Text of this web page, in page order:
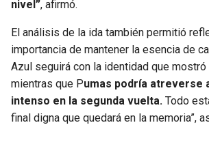
nivel”, afirmó.
El análisis de la ida también permitió
importancia de mantener la esencia de
Azul seguirá con la identidad que mostró
mientras que Pumas podría atreverse
intenso en la segunda vuelta. Todo
final digna que quedará en la memoria”,